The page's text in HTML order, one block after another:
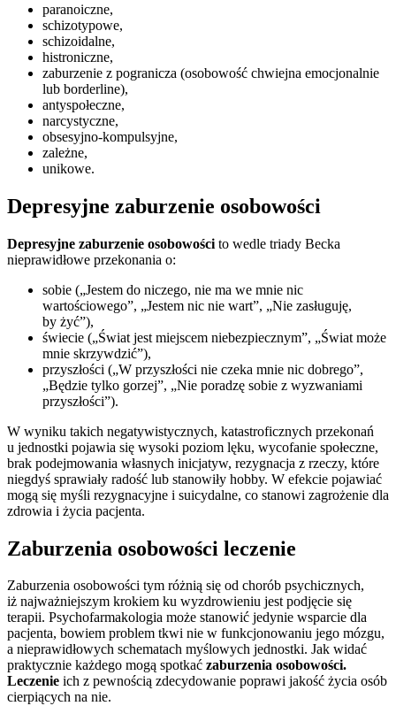
paranoiczne,
schizotypowe,
schizoidalne,
histroniczne,
zaburzenie z pogranicza (osobowość chwiejna emocjonalnie
lub borderline),
antyspołeczne,
narcystyczne,
obsesyjno-kompulsyjne,
zależne,
unikowe.
Depresyjne zaburzenie osobowości
Depresyjne zaburzenie osobowości to wedle triady Becka
nieprawidłowe przekonania o:
sobie („Jestem do niczego, nie ma we mnie nic
wartościowego”, „Jestem nic nie wart”, „Nie zasługuję,
by żyć”),
świecie („Świat jest miejscem niebezpiecznym”, „Świat może
mnie skrzywdzić”),
przyszłości („W przyszłości nie czeka mnie nic dobrego”,
„Będzie tylko gorzej”, „Nie poradzę sobie z wyzwaniami
przyszłości”).
W wyniku takich negatywistycznych, katastroficznych przekonań
u jednostki pojawia się wysoki poziom lęku, wycofanie społeczne,
brak podejmowania własnych inicjatyw, rezygnacja z rzeczy, które
niegdyś sprawiały radość lub stanowiły hobby. W efekcie pojawiać
mogą się myśli rezygnacyjne i suicydalne, co stanowi zagrożenie dla
zdrowia i życia pacjenta.
Zaburzenia osobowości leczenie
Zaburzenia osobowości tym różnią się od chorób psychicznych,
iż najważniejszym krokiem ku wyzdrowieniu jest podjęcie się
terapii. Psychofarmakologia może stanowić jedynie wsparcie dla
pacjenta, bowiem problem tkwi nie w funkcjonowaniu jego mózgu,
a nieprawidłowych schematach myślowych jednostki. Jak widać
praktycznie każdego mogą spotkać zaburzenia osobowości.
Leczenie ich z pewnością zdecydowanie poprawi jakość życia osób
cierpiących na nie.